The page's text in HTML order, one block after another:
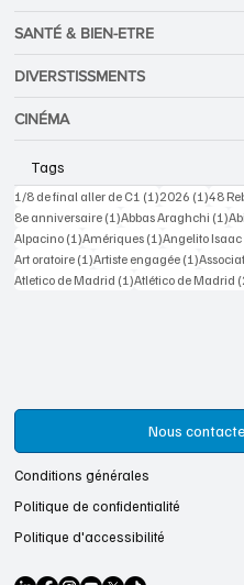
SANTÉ & BIEN-ETRE
DIVERSTISSMENTS
CINÉMA
Tags
1/8 de final aller de C1 (1)1 post
2026 (1)1 post
48
8e anniversaire (1)1 post
Abbas Araghchi (1)1
Alpacino (1)1 post
Amériques (1)1 post
Angelito Isaac
Art oratoire (1)1 post
Artiste engagée (1)1 post
Atletico de Madrid (1)1 post
Atlético de Madrid
Nous
Conditions générales
Politique de confidentialité
Politique d'accessibilité